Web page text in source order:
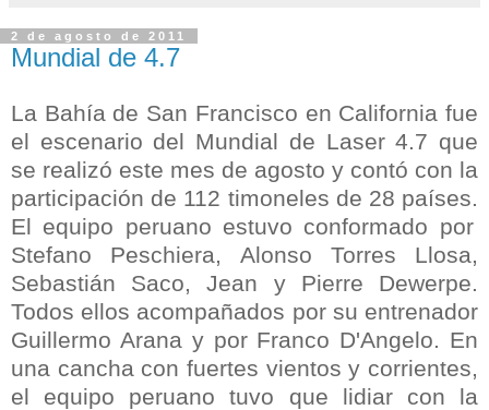
2 de agosto de 2011
Mundial de 4.7
La Bahía de San Francisco en California fue
el escenario del Mundial de Laser 4.7 que
se realizó este mes de agosto y contó con la
participación de 112 timoneles de 28 países.
El equipo peruano estuvo conformado por
Stefano Peschiera, Alonso Torres Llosa,
Sebastián Saco, Jean y Pierre Dewerpe.
Todos ellos acompañados por su entrenador
Guillermo Arana y por Franco D'Angelo. En
una cancha con fuertes vientos y corrientes,
el equipo peruano tuvo que lidiar con la